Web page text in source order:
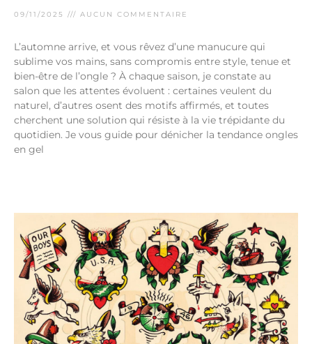
09/11/2025 AUCUN COMMENTAIRE
L’automne arrive, et vous rêvez d’une manucure qui
sublime vos mains, sans compromis entre style, tenue et
bien-être de l’ongle ? À chaque saison, je constate au
salon que les attentes évoluent : certaines veulent du
naturel, d’autres osent des motifs affirmés, et toutes
cherchent une solution qui résiste à la vie trépidante du
quotidien. Je vous guide pour dénicher la tendance ongles
en gel